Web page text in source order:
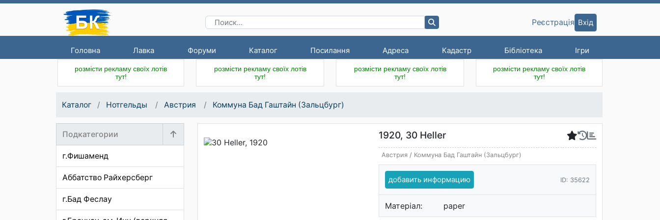
Головна Лавка Форуми Каталог Посилання Адреса Кадастр Бібліотека Ігри
Реєстрація Вхід
розмісти рекламу своїх лотів
тут!
розмісти рекламу своїх лотів
тут!
розмісти рекламу своїх лотів
тут!
розмісти рекламу своїх лотів
тут!
Каталог Нотгельды Австрия Коммуна Бад Гаштайн (Зальцбург)
Подкатегории
г.Фишаменд
Аббатство Райхерсберг
г.Бад Феслау
1920, 30 Heller
Австрия / Коммуна Бад Гаштайн (Зальцбург)
добавить информацию ID: 35622
Матеріал: paper